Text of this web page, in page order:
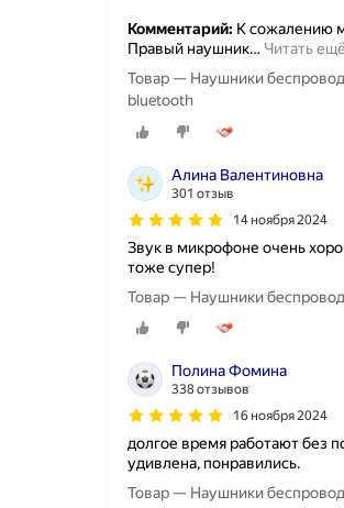
Комментарий: К сожалению
Правый наушник… Читать ещё
Товар — Наушники
bluetooth
Алина Валентиновна
301 отзыв
14 ноября 2024
Звук в микрофоне очень
тоже супер!
Товар — Наушники
Полина Фомина
338 отзывов
16 ноября 2024
долгое время работают без
удивлена, понравились.
Товар — Наушники